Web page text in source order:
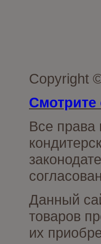
Copyright
Смотрите
Все права
Данный
товаров
их